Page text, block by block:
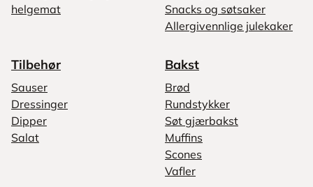
helgemat
Snacks og søtsaker
Allergivennlige julekaker
Tilbehør
Sauser
Dressinger
Dipper
Salat
Bakst
Brød
Rundstykker
Søt gjærbakst
Muffins
Scones
Vafler